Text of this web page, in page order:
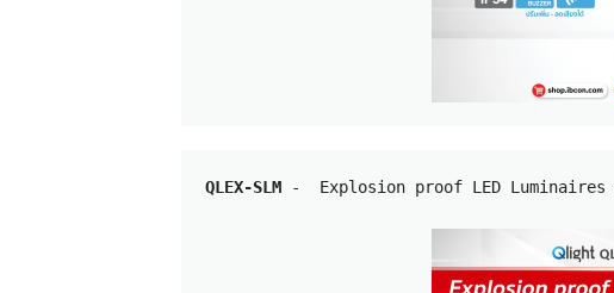
QLEX-SLM - Explosion proof LED Luminaires